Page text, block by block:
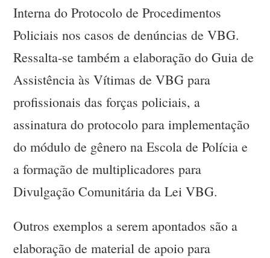
Interna do Protocolo de Procedimentos
Policiais nos casos de denúncias de VBG.
Ressalta-se também a elaboração do Guia de
Assistência às Vítimas de VBG para
profissionais das forças policiais, a
assinatura do protocolo para implementação
do módulo de gênero na Escola de Polícia e
a formação de multiplicadores para
Divulgação Comunitária da Lei VBG.
Outros exemplos a serem apontados são a
elaboração de material de apoio para